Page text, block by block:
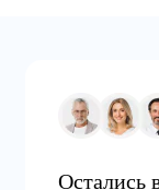
Остались